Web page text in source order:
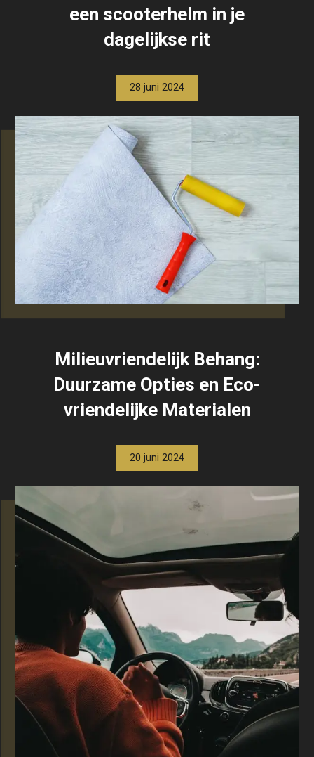
een scooterhelm in je
dagelijkse rit
28 juni 2024
Milieuvriendelijk Behang:
Duurzame Opties en Eco-
vriendelijke Materialen
20 juni 2024